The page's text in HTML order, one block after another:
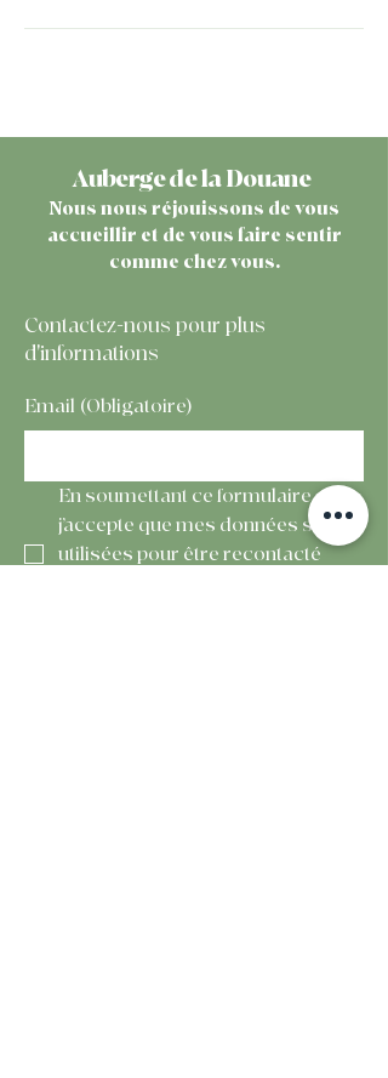
Auberge de la Douane
Nous nous réjouissons de vous
accueillir et de vous faire sentir
comme chez vous.
Contactez-nous pour plus
d'informations
Email (Obligatoire)
En soumettant ce formulaire,
j’accepte que mes données soient
utilisées pour être recontacté